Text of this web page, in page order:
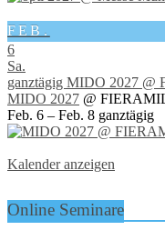
FEB.
6
Sa.
ganztägig MIDO 2027 @
MIDO 2027 @
Feb. 6 – Feb. 8 ganztägig
Kalender anzeigen
Online Seminare